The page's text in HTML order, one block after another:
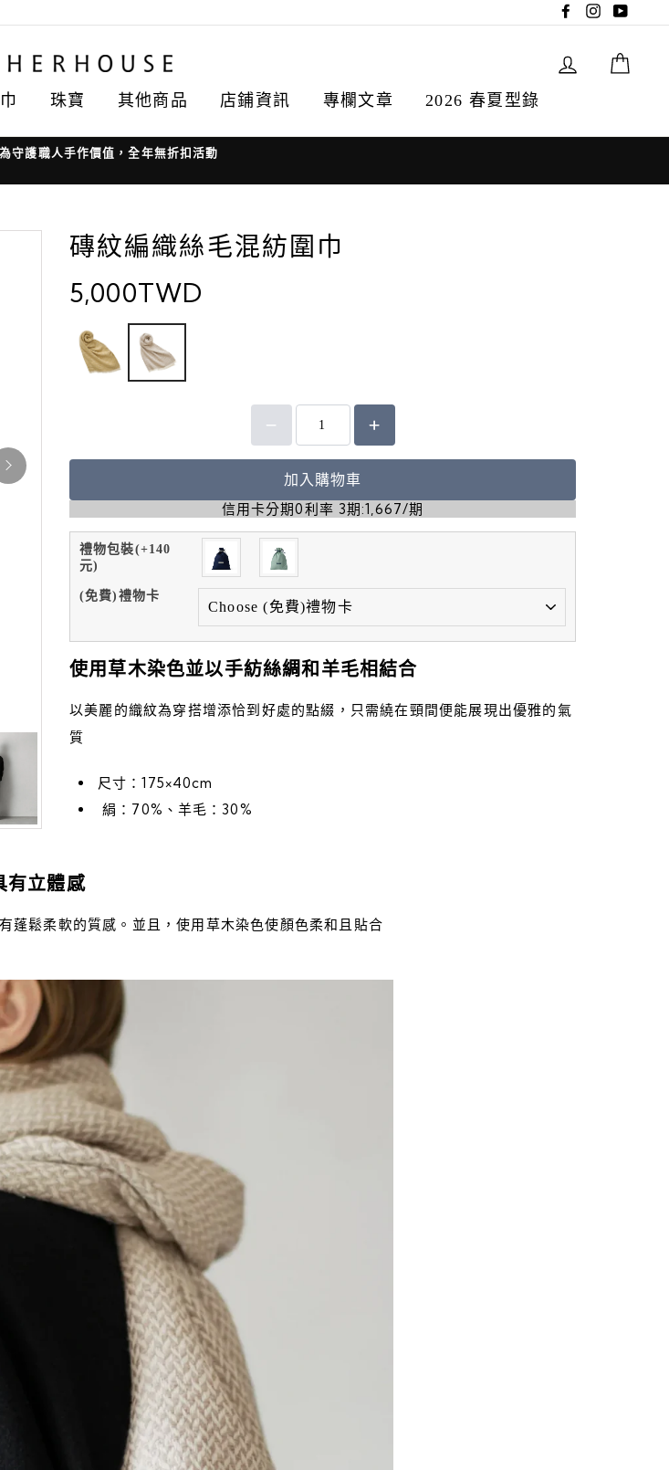
FacebookInstagram
登入
珠寶 其他商品 店鋪資訊 專欄文章 2026 春夏型錄
守護職人手作價值，全年無折扣活動
磚紋編織絲毛混紡圍巾
5,000TWD
加入購物車
信用卡分期0利率 3期:1,667/期
禮物包裝(+140
元)
(免費)禮物卡
使用草木染色並以手紡絲綢和羊毛相結合
以美麗的織紋為穿搭增添恰到好處的點綴，只需繞在頸間便能展現出優雅的氣
質
尺寸：175×40cm
絹：70%、羊毛：30%
有立體感
蓬鬆柔軟的質感。並且，使用草木染色使顏色柔和且貼合